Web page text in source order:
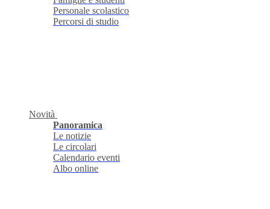
Personale scolastico
Percorsi di studio
Novità
Panoramica
Le notizie
Le circolari
Calendario eventi
Albo online